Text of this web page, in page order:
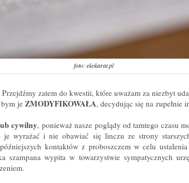
foto: ekokarat.pl
zatem do kwestii, które uważam za niezbyt
jeZMODYFIKOWAŁA, decydując się na zupełnie
cywilny, ponieważ nasze poglądy od tamtego czasu
je wyrażać i nie obawiać się linczu ze strony
kontaktów z proboszczem w celu ustalenia
szampana wypita w towarzystwie sympatycznych